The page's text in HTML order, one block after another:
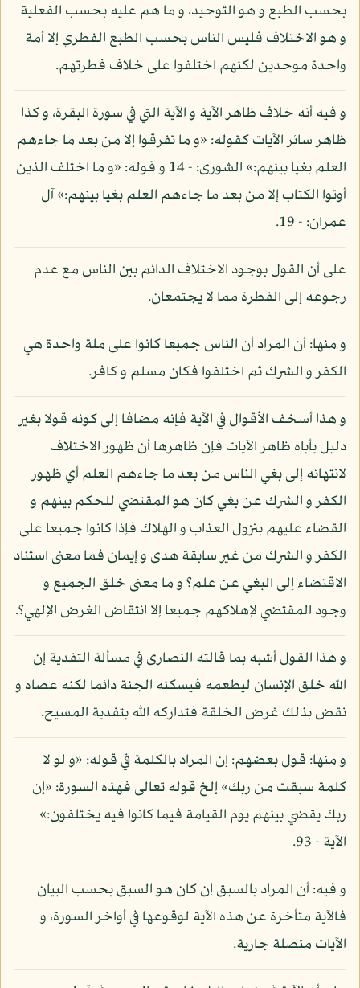
بحسب الطبع و هو التوحيد، و ما هم عليه بحسب الفعلية
و هو الاختلاف فليس الناس بحسب الطبع الفطري إلا أمة
واحدة موحدين لكنهم اختلفوا على خلاف فطرتهم.
و فيه أنه خلاف ظاهر الآية و الآية التي في سورة البقرة، و كذا
ظاهر سائر الآيات كقوله: «و ما تفرقوا إلا من بعد ما جاءهم
العلم بغيا بينهم:» الشورى: - 14 و قوله: «و ما اختلف الذين
أوتوا الكتاب إلا من بعد ما جاءهم العلم بغيا بينهم:» آل
عمران: - 19.
على أن القول بوجود الاختلاف الدائم بين الناس مع عدم
رجوعه إلى الفطرة مما لا يجتمعان.
و منها: أن المراد أن الناس جميعا كانوا على ملة واحدة هي
الكفر و الشرك ثم اختلفوا فكان مسلم و كافر.
و هذا أسخف الأقوال في الآية فإنه مضافا إلى كونه قولا بغير
دليل يأباه ظاهر الآيات فإن ظاهرها أن ظهور الاختلاف
لانتهائه إلى بغي الناس من بعد ما جاءهم العلم أي ظهور
الكفر و الشرك عن بغي كان هو المقتضي للحكم بينهم و
القضاء عليهم بنزول العذاب و الهلاك فإذا كانوا جميعا على
الكفر و الشرك من غير سابقة هدى و إيمان فما معنى استناد
الاقتضاء إلى البغي عن علم؟ و ما معنى خلق الجميع و
وجود المقتضي لإهلاكهم جميعا إلا انتقاض الغرض الإلهي؟.
و هذا القول أشبه بما قالته النصارى في مسألة التفدية إن
الله خلق الإنسان ليطعمه فيسكنه الجنة دائما لكنه عصاه و
نقض بذلك غرض الخلقة فتداركه الله بتفدية المسيح.
و منها: قول بعضهم: إن المراد بالكلمة في قوله: «و لو لا
كلمة سبقت من ربك» إلخ قوله تعالى فهذه السورة: «إن
ربك يقضي بينهم يوم القيامة فيما كانوا فيه يختلفون:»
الآية - 93.
و فيه: أن المراد بالسبق إن كان هو السبق بحسب البيان
فالآية متأخرة عن هذه الآية لوقوعها في أواخر السورة، و
الآيات متصلة جارية.